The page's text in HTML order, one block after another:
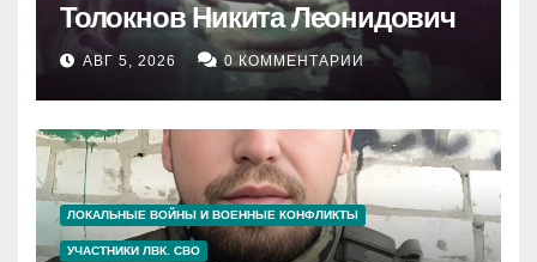
Толокнов Никита Леонидович
АВГ 5, 2026 0 КОММЕНТАРИИ
ЛОКАЛЬНЫЕ ВОЙНЫ И ВОЕННЫЕ КОНФЛИКТЫ
УЧАСТНИКИ ЛВК. СВО